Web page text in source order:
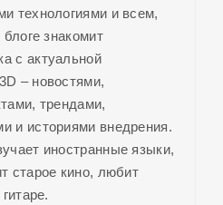
технологиями и всем,
знакомит
с актуальной
– новостями,
трендами,
и историями внедрения.
иностранные языки,
старое кино, любит